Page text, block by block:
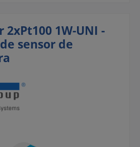
1W-UNI -
sensor de